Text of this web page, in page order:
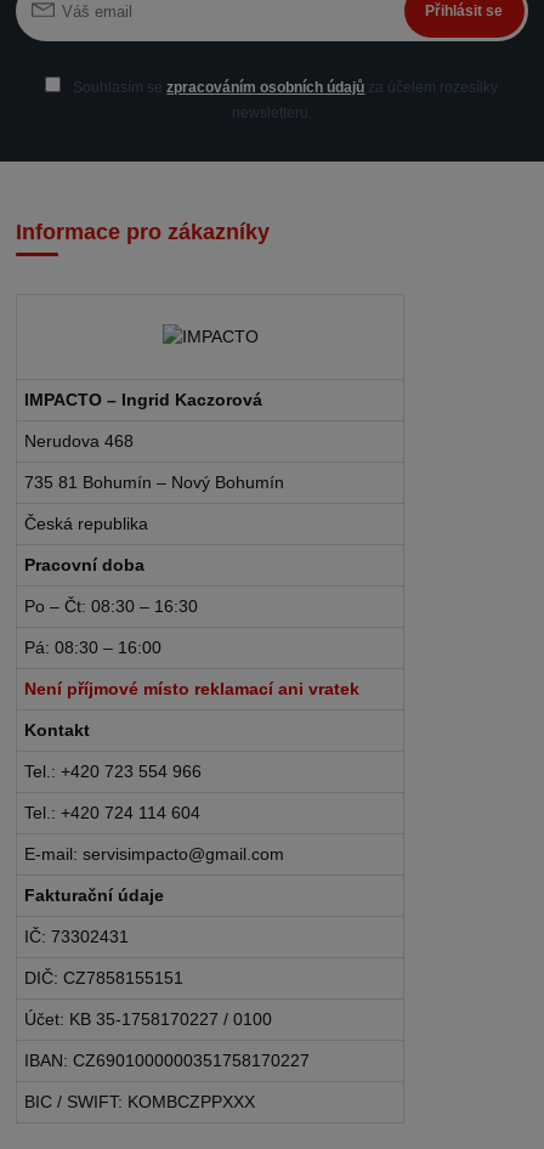
Přihlásit se
Souhlasím sezpracováním osobních údajů za účelem rozesílky
newsletteru.
Informace pro zákazníky
IMPACTO – Ingrid Kaczorová
Nerudova 468
735 81 Bohumín – Nový Bohumín
Česká republika
Pracovní doba
Po – Čt: 08:30 – 16:30
Pá: 08:30 – 16:00
Není příjmové místo reklamací ani vratek
Kontakt
Tel.: +420 723 554 966
Tel.: +420 724 114 604
E-mail: servisimpacto@gmail.com
Fakturační údaje
IČ: 73302431
DIČ: CZ7858155151
Účet: KB 35-1758170227 / 0100
IBAN: CZ6901000000351758170227
BIC / SWIFT: KOMBCZPPXXX